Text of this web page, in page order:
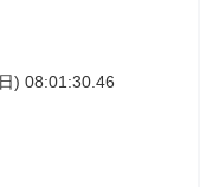
) 08:01:30.46